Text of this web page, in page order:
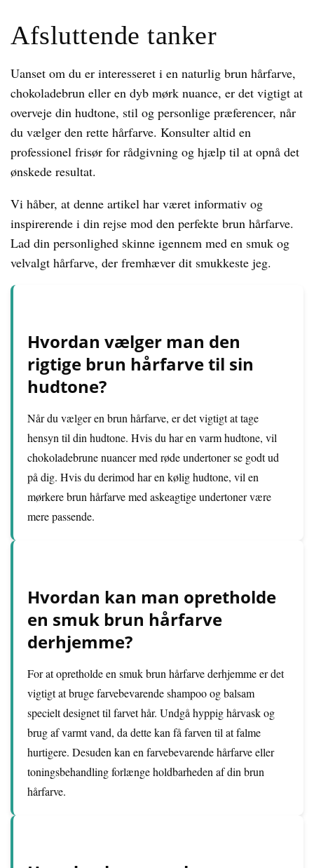
Afsluttende tanker
Uanset om du er interesseret i en naturlig brun hårfarve,
chokoladebrun eller en dyb mørk nuance, er det vigtigt at
overveje din hudtone, stil og personlige præferencer, når
du vælger den rette hårfarve. Konsulter altid en
professionel frisør for rådgivning og hjælp til at opnå det
ønskede resultat.
Vi håber, at denne artikel har været informativ og
inspirerende i din rejse mod den perfekte brun hårfarve.
Lad din personlighed skinne igennem med en smuk og
velvalgt hårfarve, der fremhæver dit smukkeste jeg.
Hvordan vælger man den
rigtige brun hårfarve til sin
hudtone?
Når du vælger en brun hårfarve, er det vigtigt at tage
hensyn til din hudtone. Hvis du har en varm hudtone, vil
chokoladebrune nuancer med røde undertoner se godt ud
på dig. Hvis du derimod har en kølig hudtone, vil en
mørkere brun hårfarve med askeagtige undertoner være
mere passende.
Hvordan kan man opretholde
en smuk brun hårfarve
derhjemme?
For at opretholde en smuk brun hårfarve derhjemme er det
vigtigt at bruge farvebevarende shampoo og balsam
specielt designet til farvet hår. Undgå hyppig hårvask og
brug af varmt vand, da dette kan få farven til at falme
hurtigere. Desuden kan en farvebevarende hårfarve eller
toningsbehandling forlænge holdbarheden af din brun
hårfarve.